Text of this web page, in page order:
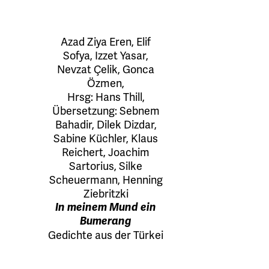
Azad Ziya Eren, Elif
Sofya, Izzet Yasar,
Nevzat Çelik, Gonca
Özmen,
Hrsg: Hans Thill,
Übersetzung:Sebnem
Bahadir, Dilek Dizdar,
Sabine Küchler, Klaus
Reichert, Joachim
Sartorius, Silke
Scheuermann, Henning
Ziebritzki
In meinem Mund ein
Bumerang
Gedichte aus der Türkei